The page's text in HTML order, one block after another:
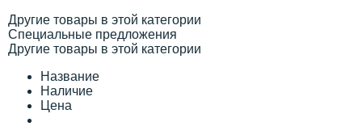
Другие товары в этой категории
Специальные предложения
Другие товары в этой категории
Название
Наличие
Цена